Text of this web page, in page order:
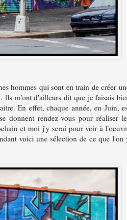
hommes qui sont en train de créer
Ils m'ont d'ailleurs dit que je faisais
En effet, chaque année, en Juin,
donnent rendez-vous pour réaliser
et moi j'y serai pour voir à
voici une sélection de ce que l'on